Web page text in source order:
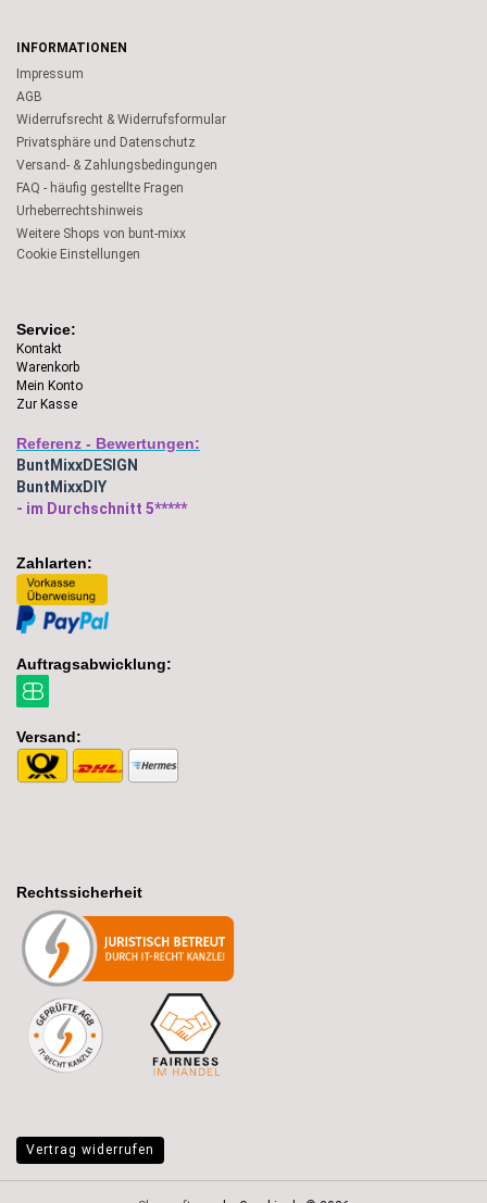
INFORMATIONEN
Impressum
AGB
Widerrufsrecht & Widerrufsformular
Privatsphäre und Datenschutz
Versand- & Zahlungsbedingungen
FAQ - häufig gestellte Fragen
Urheberrechtshinweis
Weitere Shops von bunt-mixx
Cookie Einstellungen
Service:
Kontakt
Warenkorb
Mein Konto
Zur Kasse
Referenz - Bewertungen:
BuntMixxDESIGN
BuntMixxDIY
- im Durchschnitt 5*****
Zahlarten:
Auftragsabwicklung:
Versand:
Rechtssicherheit
Vertrag widerrufen